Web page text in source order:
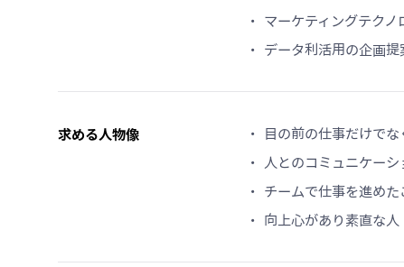
マーケティングテク
データ利活用の企画提
求める人物像
目の前の仕事だけで
人とのコミュニケー
チームで仕事を進め
向上心があり素直な人